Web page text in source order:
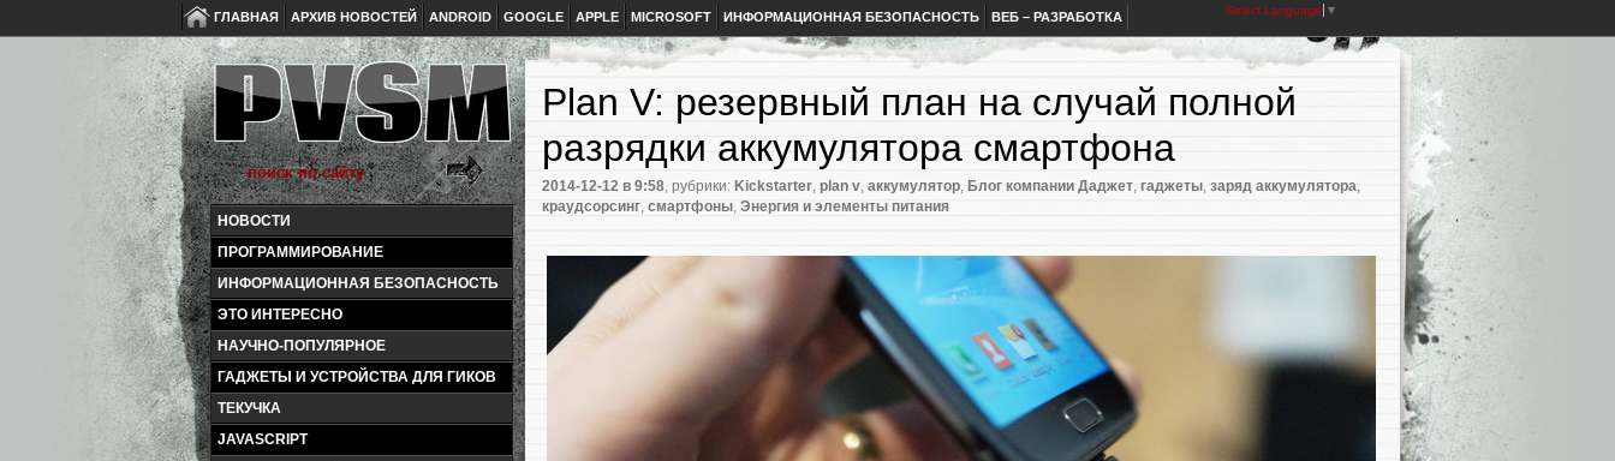
ГЛАВНАЯ АРХИВ НОВОСТЕЙ ANDROID GOOGLE APPLE MICROSOFT ИНФОРМАЦИОННАЯ БЕЗОПАСНОСТЬ ВЕБ – РАЗРАБОТКА Select Language ▼
НОВОСТИ
ПРОГРАММИРОВАНИЕ
ИНФОРМАЦИОННАЯ БЕЗОПАСНОСТЬ
ЭТО ИНТЕРЕСНО
НАУЧНО-ПОПУЛЯРНОЕ
ГАДЖЕТЫ И УСТРОЙСТВА ДЛЯ ГИКОВ
ТЕКУЧКА
JAVASCRIPT
Plan V: резервный план на случай полной
разрядки аккумулятора смартфона
2014-12-12 в 9:58, рубрики: Kickstarter, plan v, аккумулятор, Блог компании Даджет, гаджеты, заряд аккумулятора,
краудсорсинг, смартфоны, Энергия и элементы питания